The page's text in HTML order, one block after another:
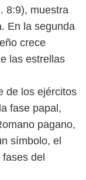
8:9), muestra
En la segunda
crece
las estrellas
de los ejércitos
fase papal,
pagano,
símbolo, el
del